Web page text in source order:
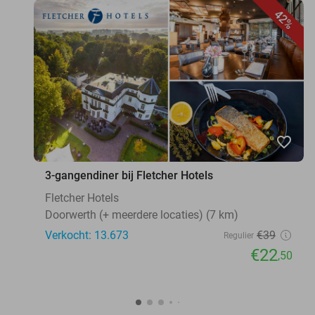
42%
favorite_border
3-gangendiner bij Fletcher Hotels
Fletcher Hotels
Doorwerth (+ meerdere locaties) (7 km)
Verkocht: 13.673
Regulier €39
€22,50